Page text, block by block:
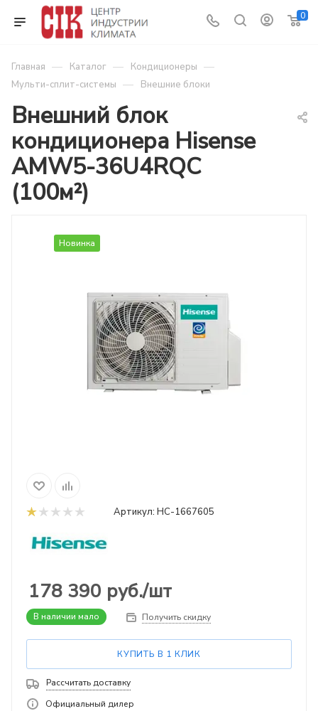
0
Главная — Каталог — Кондиционеры —
Мульти-сплит-системы — Внешние блоки
Внешний блок
кондиционера Hisense
AMW5-36U4RQC
(100м²)
Новинка
Артикул: НС-1667605
178 390 руб./шт
В наличии мало Получить скидку
КУПИТЬ В 1 КЛИК
Рассчитать доставку
Официальный дилер